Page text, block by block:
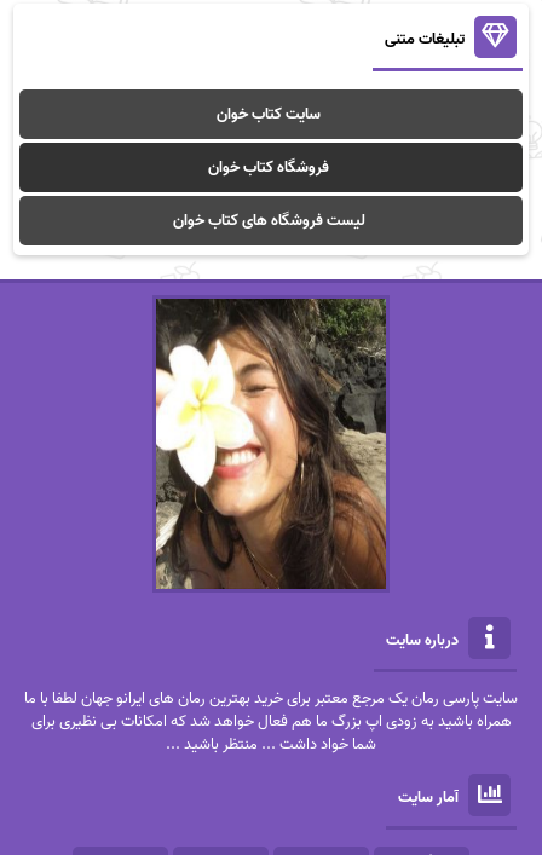
تبلیغات متنی
سایت کتاب خوان
فروشگاه کتاب خوان
لیست فروشگاه های کتاب خوان
درباره سایت
سایت پارسی رمان یک مرجع معتبر برای خرید بهترین رمان های ایرانو جهان لطفا با ما
همراه باشید به زودی اپ بزرگ ما هم فعال خواهد شد که امکانات بی نظیری برای
شما خواد داشت ... منتظر باشید ...
آمار سایت